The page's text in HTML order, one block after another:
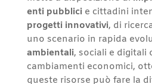
enti pubblicie cittadini
progetti innovativi, di
uno scenario in rapida
ambientali, sociali e digitali
cambiamenti economici,
queste risorse può fare la